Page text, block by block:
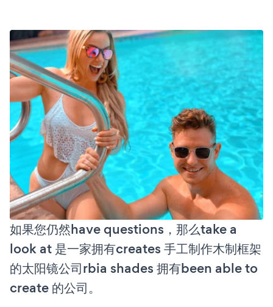
如果您仍然have questions，那么take a
look at 是一家拥有creates 手工制作木制框架
的太阳镜公司rbia shades 拥有been able to
create 的公司。